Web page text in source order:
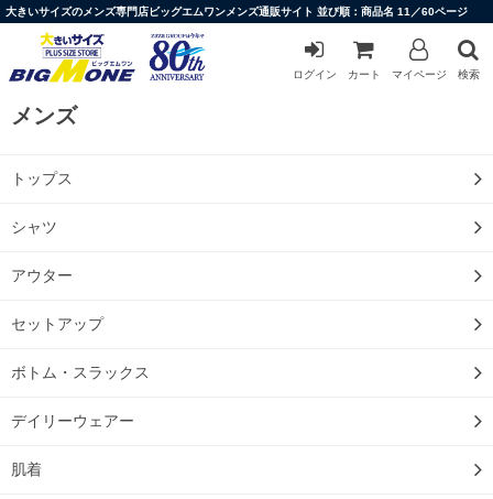
大きいサイズのメンズ専門店ビッグエムワンメンズ通販サイト 並び順：商品名 11／60ページ
ログイン カート マイページ 検索
メンズ
トップス
シャツ
アウター
セットアップ
ボトム・スラックス
デイリーウェアー
肌着